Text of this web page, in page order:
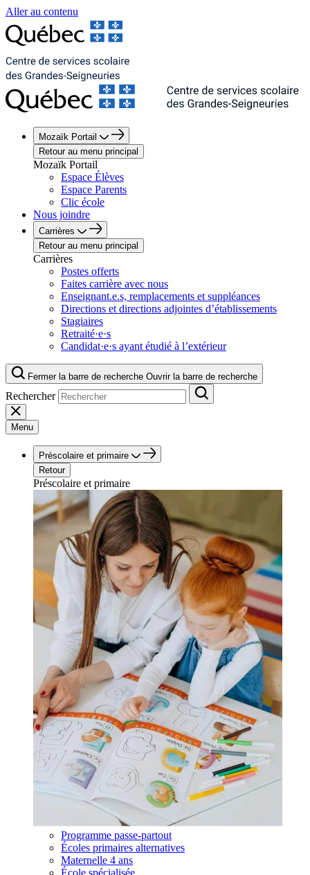
Aller au contenu
Mozaïk Portail
Retour au menu principal
Mozaïk Portail
Espace Élèves
Espace Parents
Clic école
Nous joindre
Carrières
Retour au menu principal
Carrières
Postes offerts
Faites carrière avec nous
Enseignant.e.s, remplacements et suppléances
Directions et directions adjointes d’établissements
Stagiaires
Retraité·e·s
Candidat·e·s ayant étudié à l’extérieur
Fermer la barre de recherche Ouvrir la barre de recherche
Rechercher
Menu
Préscolaire et primaire
Retour
Préscolaire et primaire
Programme passe-partout
Écoles primaires alternatives
Maternelle 4 ans
École spécialisée